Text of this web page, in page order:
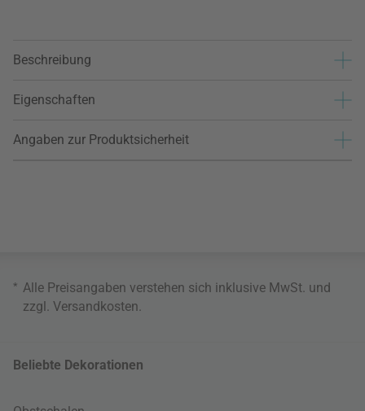
Beschreibung
Eigenschaften
Angaben zur Produktsicherheit
* Alle Preisangaben verstehen sich inklusive MwSt. und
zzgl. Versandkosten
Beliebte Dekorationen